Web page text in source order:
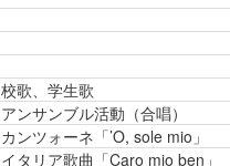
校歌、学生歌
アンサンブル活動（合唱）
カンツォーネ「’O, sole mio」
イタリア歌曲「Caro mio ben」